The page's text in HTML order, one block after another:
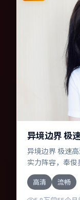
异境边界 极
异境边界 极速
实力阵容，奉俊
绕一次意外选
题，结尾留白耐
高清 流畅